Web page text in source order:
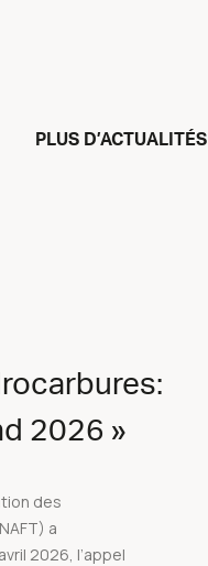
PLUS D’ACTUALITÉS
2026 »
des
a
2026, l’appel